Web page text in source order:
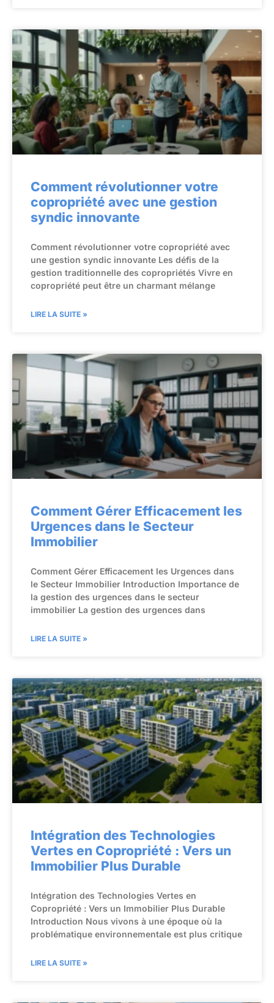
Comment révolutionner votre
copropriété avec une gestion
syndic innovante
Comment révolutionner votre copropriété avec
une gestion syndic innovante Les défis de la
gestion traditionnelle des copropriétés Vivre en
copropriété peut être un charmant mélange
LIRE LA SUITE »
Comment Gérer Efficacement les
Urgences dans le Secteur
Immobilier
Comment Gérer Efficacement les Urgences dans
le Secteur Immobilier Introduction Importance de
la gestion des urgences dans le secteur
immobilier La gestion des urgences dans
LIRE LA SUITE »
Intégration des Technologies
Vertes en Copropriété : Vers un
Immobilier Plus Durable
Intégration des Technologies Vertes en
Copropriété : Vers un Immobilier Plus Durable
Introduction Nous vivons à une époque où la
problématique environnementale est plus critique
LIRE LA SUITE »